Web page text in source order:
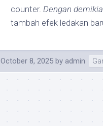
counter. Dengan
tambah efek ledakan
October 8, 2025 by admin